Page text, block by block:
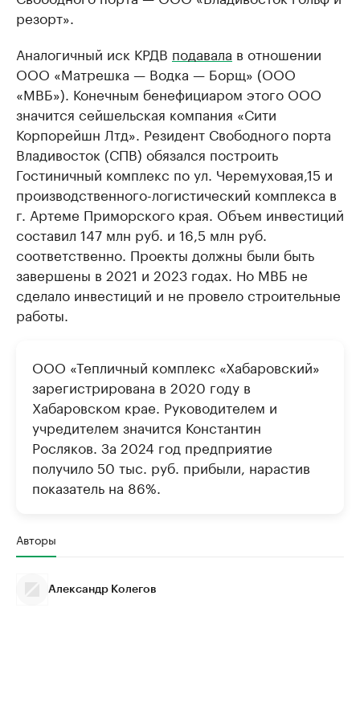
резорт».
Аналогичный иск КРДВ подавала в отношении
ООО «Матрешка — Водка — Борщ» (ООО
«МВБ»). Конечным бенефициаром этого ООО
значится сейшельская компания «Сити
Корпорейшн Лтд». Резидент Свободного порта
Владивосток (СПВ) обязался построить
Гостиничный комплекс по ул. Черемуховая,15 и
производственного-логистический комплекса в
г. Артеме Приморского края. Объем инвестиций
составил 147 млн руб. и 16,5 млн руб.
соответственно. Проекты должны были быть
завершены в 2021 и 2023 годах. Но МВБ не
сделало инвестиций и не провело строительные
работы.
ООО «Тепличный комплекс «Хабаровский»
зарегистрирована в 2020 году в
Хабаровском крае. Руководителем и
учредителем значится Константин
Росляков. За 2024 год предприятие
получило 50 тыс. руб. прибыли, нарастив
показатель на 86%.
Авторы
Александр Колегов